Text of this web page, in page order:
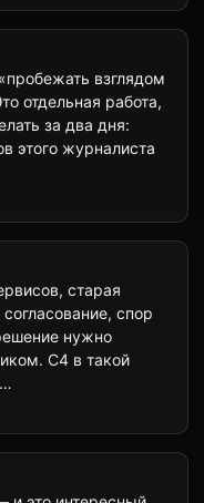
взглядом
отдельная работа,
за два дня:
этого журналиста
старая
спор
нужно
C4 в такой